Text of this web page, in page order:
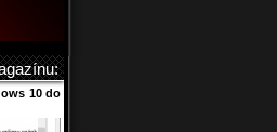
10 do